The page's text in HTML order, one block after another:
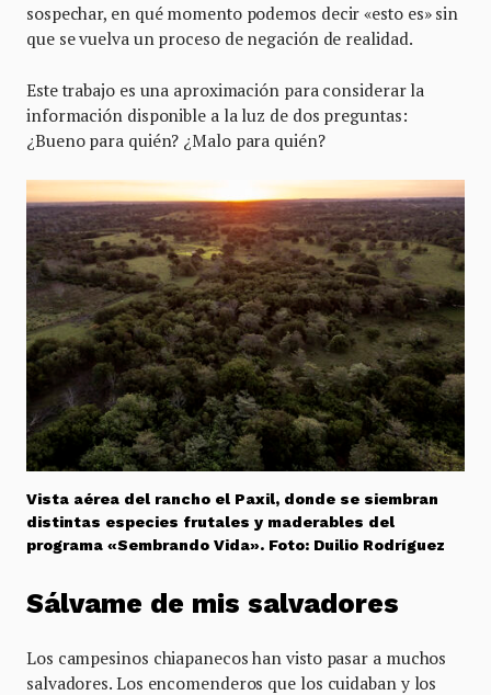
sospechar, en qué momento podemos decir «esto es» sin
que se vuelva un proceso de negación de realidad.
Este trabajo es una aproximación para considerar la
información disponible a la luz de dos preguntas:
¿Bueno para quién? ¿Malo para quién?
Vista aérea del rancho el Paxil, donde se siembran
distintas especies frutales y maderables del
programa «Sembrando Vida». Foto: Duilio Rodríguez
Sálvame de mis salvadores
Los campesinos chiapanecos han visto pasar a muchos
salvadores. Los encomenderos que los cuidaban y los